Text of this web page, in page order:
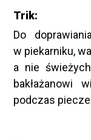
Trik:
Do
w piekarniku,
a nie
podczas